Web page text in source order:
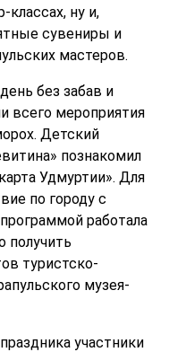
классах, ну и,
сувениры и
мастеров.
без забав и
всего мероприятия
Детский
познакомил
Удмуртии». Для
по городу с
работала
получить
туристско-
музея-
участники